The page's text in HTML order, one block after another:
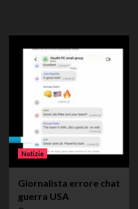
Notizie
Giornalista errore chat
guerra USA